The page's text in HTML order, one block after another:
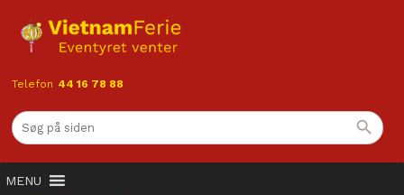
Telefon 44 16 78 88
MENU